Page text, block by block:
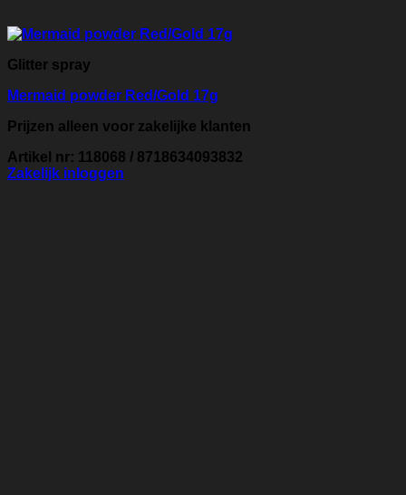
Glitter spray
Mermaid powder Red/Gold 17g
Prijzen alleen voor zakelijke klanten
Artikel nr: 118068 / 8718634093832
Zakelijk inloggen